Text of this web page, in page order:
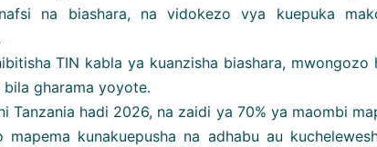
na biashara, na vidokezo vya kuepuka
TIN kabla ya kuanzisha biashara, mwongozo
gharama yoyote.
Tanzania hadi 2026, na zaidi ya 70% ya maombi
kunakuepusha na adhabu au